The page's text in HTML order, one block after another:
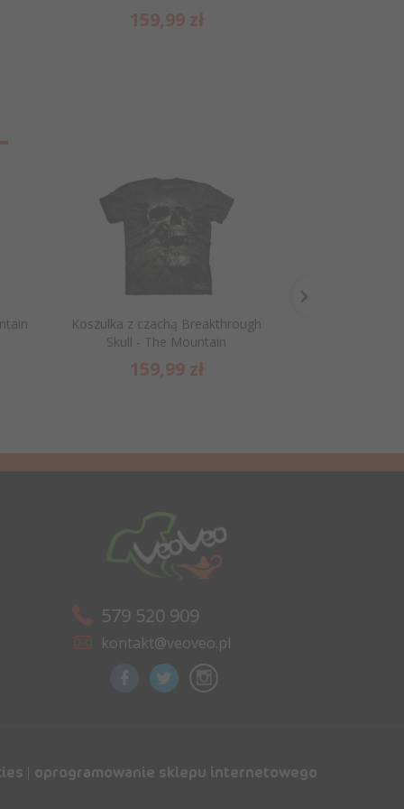
159,99 zł
Koszulka z czachą Breakthrough
Skull - The Mountain
159,99 zł
579 520 909
kontakt@veoveo.pl
| oprogramowanie sklepu internetowego